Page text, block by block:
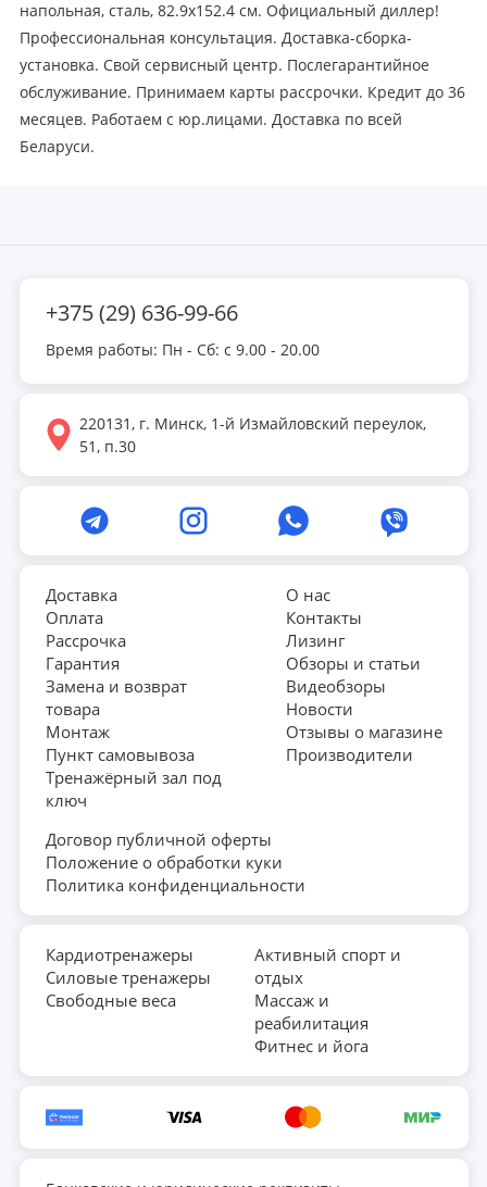
напольная, сталь, 82.9x152.4 см. Официальный диллер!
Профессиональная консультация. Доставка-сборка-
установка. Свой сервисный центр. Послегарантийное
обслуживание. Принимаем карты рассрочки. Кредит до 36
месяцев. Работаем с юр.лицами. Доставка по всей
Беларуси.
+375 (29) 636-99-66
Время работы: Пн - Сб: с 9.00 - 20.00
220131, г. Минск, 1-й Измайловский переулок,
51, п.30
Доставка
Оплата
Рассрочка
Гарантия
Замена и возврат
товара
Монтаж
Пункт самовывоза
Тренажёрный зал под
ключ
О нас
Контакты
Лизинг
Обзоры и статьи
Видеобзоры
Новости
Отзывы о магазине
Производители
Договор публичной оферты
Положение о обработки куки
Политика конфиденциальности
Кардиотренажеры
Силовые тренажеры
Свободные веса
Активный спорт и
отдых
Массаж и
реабилитация
Фитнес и йога